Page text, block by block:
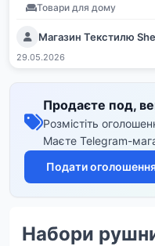
Товари для дому
Магазин Текстилю
29.05.2026
Продаєте под,
Розмістіть
Маєте Telegram-
Подати
Набори